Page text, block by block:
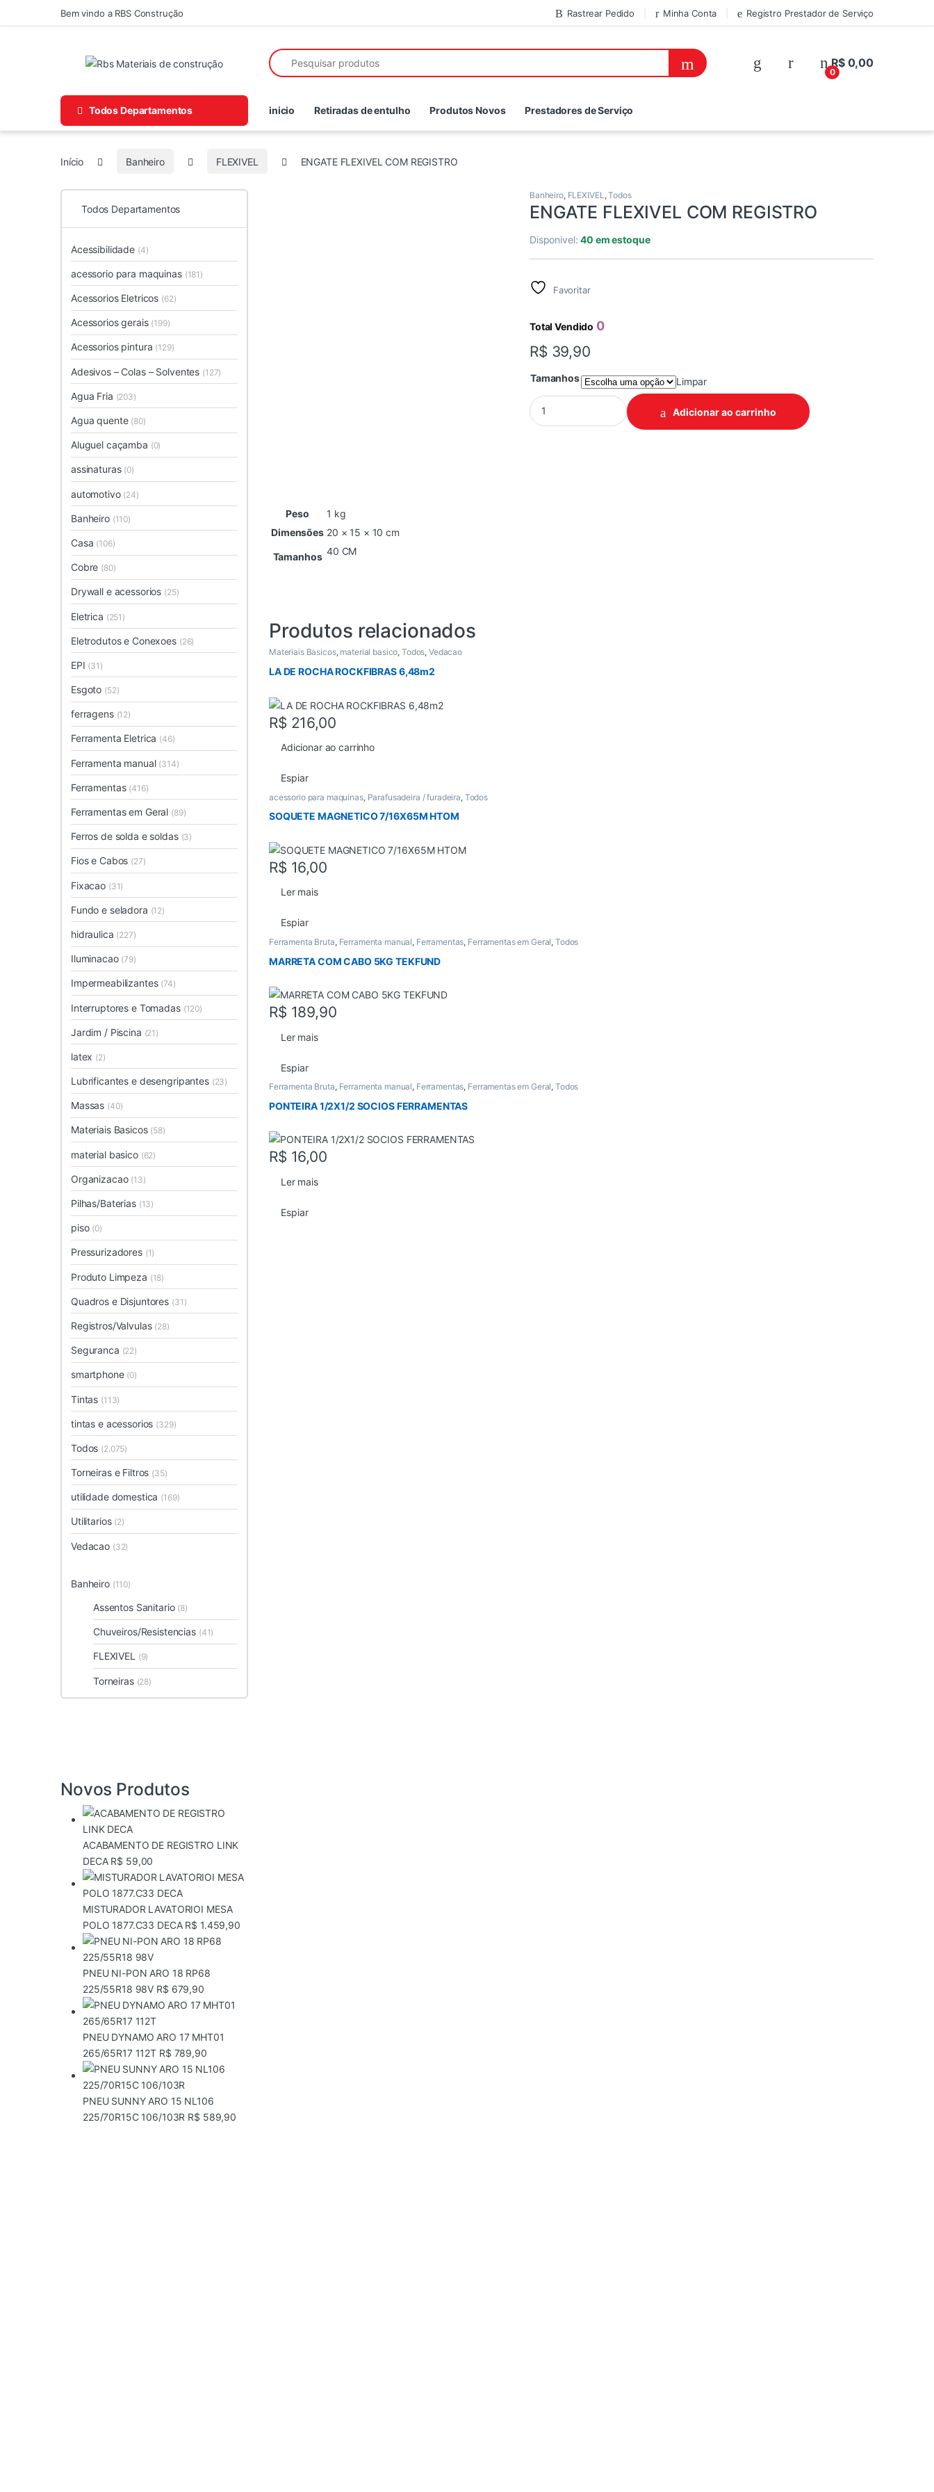
Skip to navigation
Skip to contentBem vindo a RBS Construção Rastrear Pedido Minha Conta Registro Prestador de Serviço
Search for:
0
R$0,00
Todos Departamentos inicio Retiradas de entulho Produtos Novos Prestadores de Serviço
Início Banheiro FLEXIVEL ENGATE FLEXIVEL COM REGISTRO
Banheiro, FLEXIVEL,Todos
ENGATE FLEXIVEL COM REGISTRO
Disponivel:40 em estoque
Favoritar
Total Vendido 0
R$ 39,90
Tamanhos
Limpar
ENGATE FLEXIVEL COM REGISTRO quantidade
Adicionar ao carrinho
Peso
1 kg
Dimensões 20 × 15 × 10 cm
Tamanhos 40 CM
Produtos relacionados
Materiais Basicos, material basico, Todos,Vedacao
LA DE ROCHA ROCKFIBRAS 6,48m2
R$ 216,00
Adicionar ao carrinho
Espiar
acessorio para maquinas, Parafusadeira / furadeira, Todos
SOQUETE MAGNETICO 7/16X65M HTOM
R$ 16,00
Ler mais
Espiar
Ferramenta Bruta, Ferramenta manual, Ferramentas, Ferramentas em Geral, Todos
MARRETA COM CABO 5KG TEKFUND
R$ 189,90
Ler mais
Espiar
Ferramenta Bruta, Ferramenta manual, Ferramentas, Ferramentas em Geral, Todos
PONTEIRA 1/2X1/2 SOCIOS FERRAMENTAS
R$ 16,00
Ler mais
Espiar
Todos Departamentos
Acessibilidade (4)
acessorio para maquinas (181)
Acessorios Eletricos (62)
Acessorios gerais (199)
Acessorios pintura (129)
Adesivos – Colas – Solventes (127)
Agua Fria (203)
Agua quente (80)
Aluguel caçamba (0)
assinaturas (0)
automotivo (24)
Banheiro (110)
Casa (106)
Cobre (80)
Drywall e acessorios (25)
Eletrica (251)
Eletrodutos e Conexoes (26)
EPI (31)
Esgoto (52)
ferragens (12)
Ferramenta Eletrica (46)
Ferramenta manual (314)
Ferramentas (416)
Ferramentas em Geral (89)
Ferros de solda e soldas (3)
Fios e Cabos (27)
Fixacao (31)
Fundo e seladora (12)
hidraulica (227)
Iluminacao (79)
Impermeabilizantes (74)
Interruptores e Tomadas (120)
Jardim / Piscina (21)
latex (2)
Lubrificantes e desengripantes (23)
Massas (40)
Materiais Basicos (58)
material basico (62)
Organizacao (13)
Pilhas/Baterias (13)
piso (0)
Pressurizadores (1)
Produto Limpeza (18)
Quadros e Disjuntores (31)
Registros/Valvulas (28)
Seguranca (22)
smartphone (0)
Tintas (113)
tintas e acessorios (329)
Todos (2.075)
Torneiras e Filtros (35)
utilidade domestica (169)
Utilitarios (2)
Vedacao (32)
Banheiro (110)
Assentos Sanitario (8)
Chuveiros/Resistencias (41)
FLEXIVEL (9)
Torneiras (28)
Novos Produtos
ACABAMENTO DE REGISTRO LINK
DECA R$ 59,00
MISTURADOR LAVATORIOI MESA
POLO 1877.C33 DECA R$ 1.459,90
PNEU NI-PON ARO 18 RP68
225/55R18 98V R$ 679,90
PNEU DYNAMO ARO 17 MHT01
265/65R17 112T R$ 789,90
PNEU SUNNY ARO 15 NL106
225/70R15C 106/103R R$ 589,90